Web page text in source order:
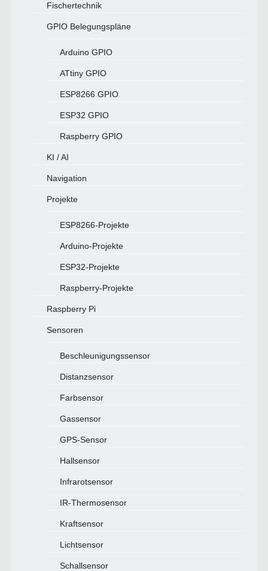
Fischertechnik
GPIO Belegungspläne
Arduino GPIO
ATtiny GPIO
ESP8266 GPIO
ESP32 GPIO
Raspberry GPIO
KI / AI
Navigation
Projekte
ESP8266-Projekte
Arduino-Projekte
ESP32-Projekte
Raspberry-Projekte
Raspberry Pi
Sensoren
Beschleunigungssensor
Distanzsensor
Farbsensor
Gassensor
GPS-Sensor
Hallsensor
Infrarotsensor
IR-Thermosensor
Kraftsensor
Lichtsensor
Schallsensor